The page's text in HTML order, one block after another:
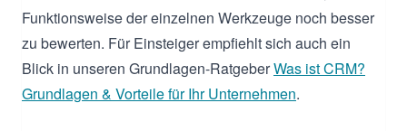
Funktionsweise der einzelnen Werkzeuge noch besser
zu bewerten. Für Einsteiger empfiehlt sich auch ein
Blick in unseren Grundlagen-RatgeberWas ist CRM?
Grundlagen & Vorteile für Ihr Unternehmen.